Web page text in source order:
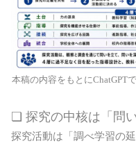
本稿の内容をもとにChatGPT
❏ 探究の中核は「問
探究活動は「調べ学習の